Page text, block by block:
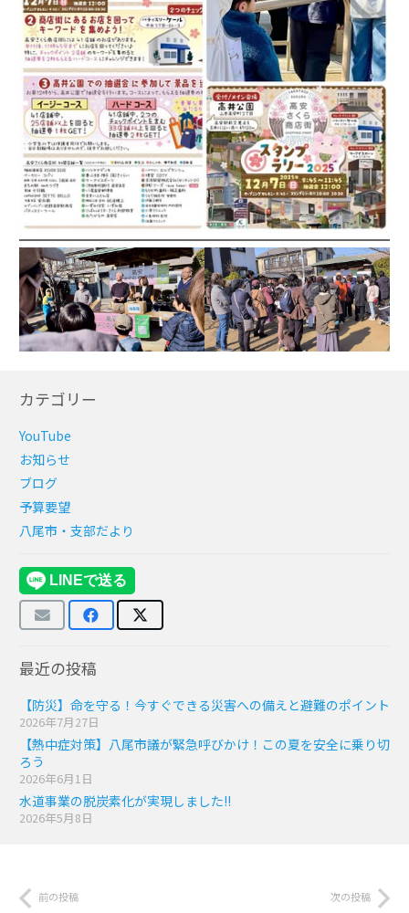
カテゴリー
YouTube
お知らせ
ブログ
予算要望
八尾市・支部だより
最近の投稿
【防災】命を守る！今すぐできる災害への備えと避難のポイント
2026年7月27日
【熱中症対策】八尾市議が緊急呼びかけ！この夏を安全に乗り切
ろう
2026年6月1日
水道事業の脱炭素化が実現しました!!
2026年5月8日
前の投稿 次の投稿